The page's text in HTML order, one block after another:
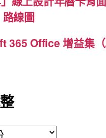
路線圖
365 Office 增益集